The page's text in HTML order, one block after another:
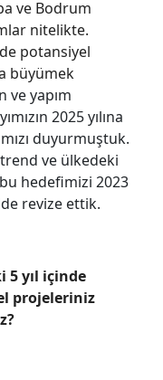
ve Bodrum
nitelikte.
potansiyel
büyümek
ve yapım
2025 yılına
duyurmuştuk.
ve ülkedeki
hedefimizi 2023
revize ettik.
5 yıl içinde
projeleriniz